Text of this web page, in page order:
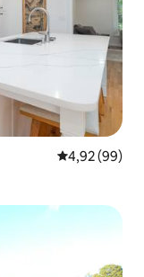
4,92 af 5 í
4,92 (99)